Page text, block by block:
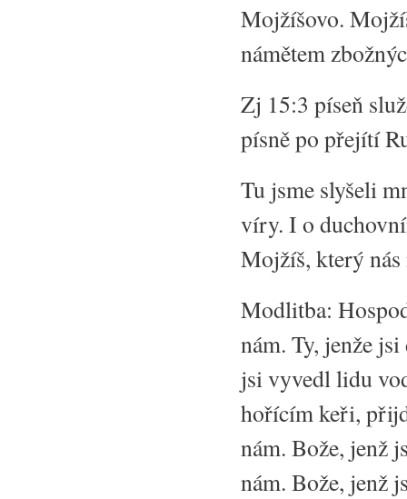
Mojžíšovo.
námětem
Zj 15:3 píseň
písně po přejítí
Tu jsme slyšeli
víry. I o
Mojžíš, který nás
Modlitba:
nám. Ty, jenže
jsi vyvedl lidu
hořícím keři,
nám. Bože, jenž
nám. Bože, jenž